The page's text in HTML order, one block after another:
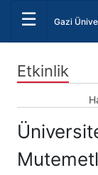
☰ Gazi
Etkinlik